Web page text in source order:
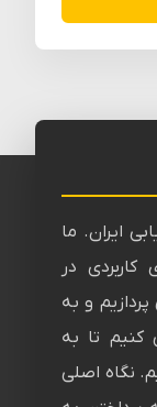
ایران. ما
در
پردازیم و به
کنیم تا به
نگاه اصلی